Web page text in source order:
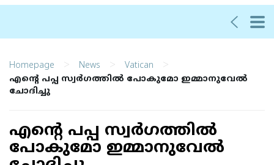
Homepage > News > Vatican >
എന്റെ പപ്പ സ്വര്‍ഗത്തില്‍ പോകുമോ ഇമ്മാനുവേല്‍
ചോദിച്ചു
എന്റെ പപ്പ സ്വര്‍ഗത്തില്‍
പോകുമോ ഇമ്മാനുവേല്‍